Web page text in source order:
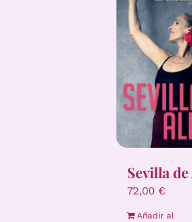
Sevilla
72,00 €
Añadir al